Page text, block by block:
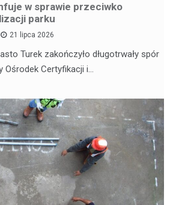
w sprawie przeciwko
parku
21 lipca 2026
Turek zakończyło długotrwały spór
Ośrodek Certyfikacji i…